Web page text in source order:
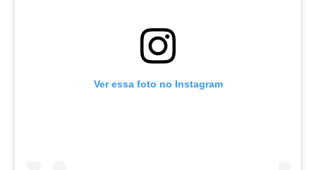
Ver essa foto no Instagram